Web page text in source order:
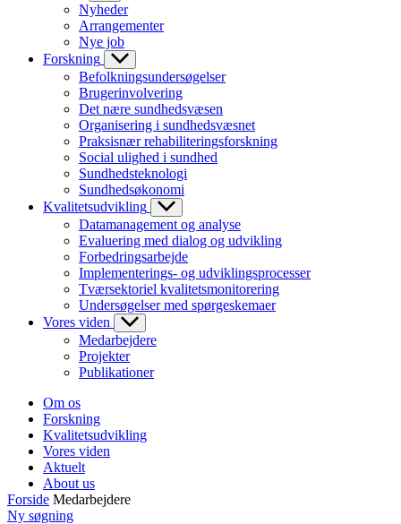
Nyheder
Arrangementer
Nye job
Forskning
Befolkningsundersøgelser
Brugerinvolvering
Det nære sundhedsvæsen
Organisering i sundhedsvæsnet
Praksisnær rehabiliteringsforskning
Social ulighed i sundhed
Sundhedsteknologi
Sundhedsøkonomi
Kvalitetsudvikling
Datamanagement og analyse
Evaluering med dialog og udvikling
Forbedringsarbejde
Implementerings- og udviklingsprocesser
Tværsektoriel kvalitetsmonitorering
Undersøgelser med spørgeskemaer
Vores viden
Medarbejdere
Projekter
Publikationer
Om os
Forskning
Kvalitetsudvikling
Vores viden
Aktuelt
About us
Forside Medarbejdere
Ny søgning